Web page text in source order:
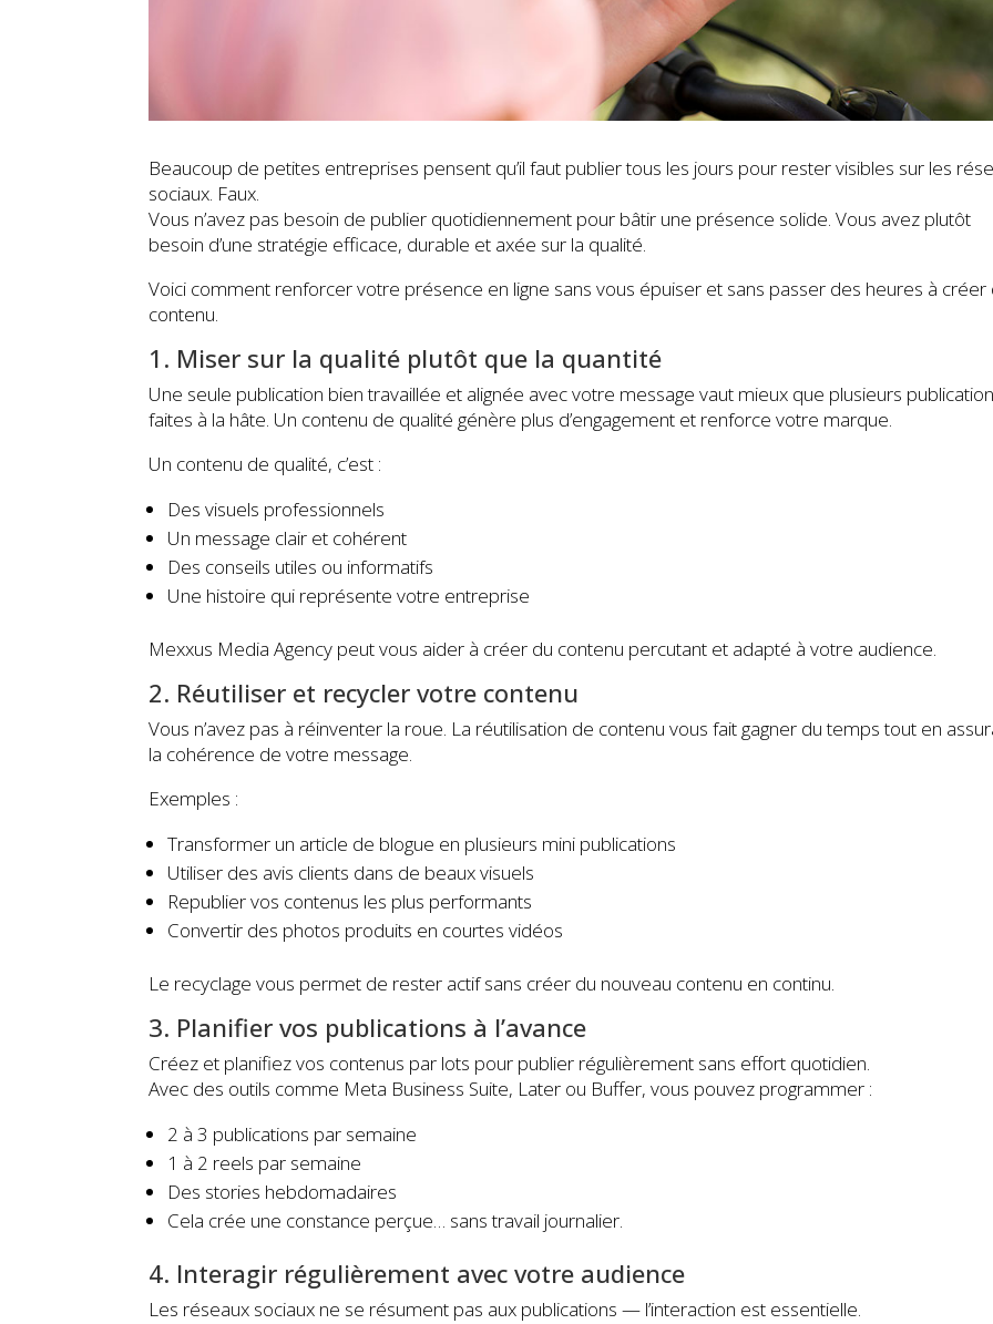
Beaucoup de petites entreprises pensent qu’il faut publier tous les jours pour rester visibles sur les
sociaux. Faux.
Vous n’avez pas besoin de publier quotidiennement pour bâtir une présence solide. Vous avez plutôt
besoin d’une stratégie efficace, durable et axée sur la qualité.
Voici comment renforcer votre présence en ligne sans vous épuiser et sans passer des heures à créer
contenu.
1. Miser sur la qualité plutôt que la quantité
Une seule publication bien travaillée et alignée avec votre message vaut mieux que plusieurs
faites à la hâte. Un contenu de qualité génère plus d’engagement et renforce votre marque.
Un contenu de qualité, c’est :
Des visuels professionnels
Un message clair et cohérent
Des conseils utiles ou informatifs
Une histoire qui représente votre entreprise
Mexxus Media Agency peut vous aider à créer du contenu percutant et adapté à votre audience.
2. Réutiliser et recycler votre contenu
Vous n’avez pas à réinventer la roue. La réutilisation de contenu vous fait gagner du temps tout en
la cohérence de votre message.
Exemples :
Transformer un article de blogue en plusieurs mini publications
Utiliser des avis clients dans de beaux visuels
Republier vos contenus les plus performants
Convertir des photos produits en courtes vidéos
Le recyclage vous permet de rester actif sans créer du nouveau contenu en continu.
3. Planifier vos publications à l’avance
Créez et planifiez vos contenus par lots pour publier régulièrement sans effort quotidien.
Avec des outils comme Meta Business Suite, Later ou Buffer, vous pouvez programmer :
2 à 3 publications par semaine
1 à 2 reels par semaine
Des stories hebdomadaires
Cela crée une constance perçue… sans travail journalier.
4. Interagir régulièrement avec votre audience
Les réseaux sociaux ne se résument pas aux publications — l’interaction est essentielle.